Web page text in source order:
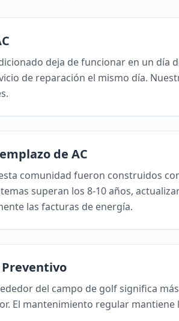
deja de funcionar en un día
de reparación el mismo día.
de AC
comunidad fueron construidos
superan los 8-10 años,
las facturas de energía.
del campo de golf significa
El mantenimiento regular mantiene